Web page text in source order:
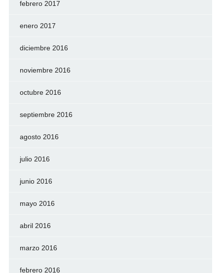
febrero 2017
enero 2017
diciembre 2016
noviembre 2016
octubre 2016
septiembre 2016
agosto 2016
julio 2016
junio 2016
mayo 2016
abril 2016
marzo 2016
febrero 2016